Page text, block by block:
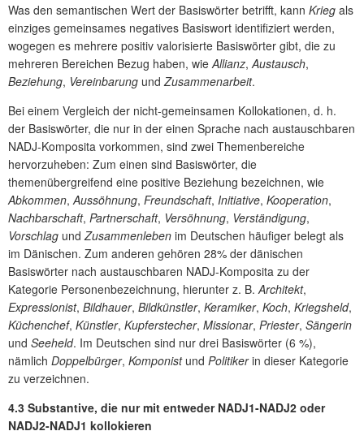
Was den semantischen Wert der Basiswörter betrifft, kann Krieg als
einziges gemeinsames negatives Basiswort identifiziert werden,
wogegen es mehrere positiv valorisierte Basiswörter gibt, die zu
mehreren Bereichen Bezug haben, wie Allianz, Austausch,
Beziehung, Vereinbarung und Zusammenarbeit.
Bei einem Vergleich der nicht-gemeinsamen Kollokationen, d. h.
der Basiswörter, die nur in der einen Sprache nach austauschbaren
NADJ-Komposita vorkommen, sind zwei Themenbereiche
hervorzuheben: Zum einen sind Basiswörter, die
themenübergreifend eine positive Beziehung bezeichnen, wie
Abkommen, Aussöhnung, Freundschaft, Initiative, Kooperation,
Nachbarschaft, Partnerschaft, Versöhnung, Verständigung,
Vorschlag und Zusammenleben im Deutschen häufiger belegt als
im Dänischen. Zum anderen gehören 28% der dänischen
Basiswörter nach austauschbaren NADJ-Komposita zu der
Kategorie Personenbezeichnung, hierunter z. B. Architekt,
Expressionist, Bildhauer, Bildkünstler, Keramiker, Koch, Kriegsheld,
Küchenchef, Künstler, Kupferstecher, Missionar, Priester, Sängerin
und Seeheld. Im Deutschen sind nur drei Basiswörter (6 %),
nämlich Doppelbürger, Komponist und Politikerin dieser Kategorie
zu verzeichnen.
4.3 Substantive, die nur mit entweder NADJ1-NADJ2 oder
NADJ2-NADJ1 kollokieren